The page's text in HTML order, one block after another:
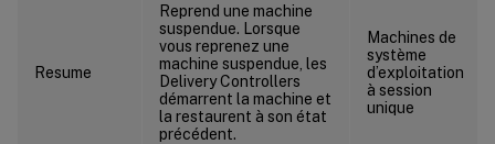
Resume
Reprend une machine
suspendue. Lorsque
vous reprenez une
machine suspendue, les
Delivery Controllers
démarrent la machine et
la restaurent à son état
précédent.
Machines de
système
d’exploitation
à session
unique